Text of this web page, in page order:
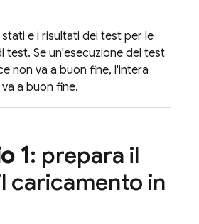
e i risultati dei test per le
test. Se un'esecuzione del test
non va a buon fine, l'intera
a buon fine.
1: prepara il
caricamento in